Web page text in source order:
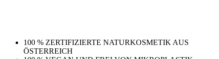
100 % ZERTIFIZIERTE NATURKOSMETIK AUS
ÖSTERREICH